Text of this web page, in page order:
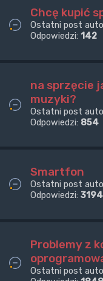
Chcę kupić
Ostatni post
Odpowiedzi: 142
na sprzęcie
muzyki?
Ostatni post
Odpowiedzi: 854
Smartfon
Ostatni post
Odpowiedzi: 3194
Problemy z
Ostatni post